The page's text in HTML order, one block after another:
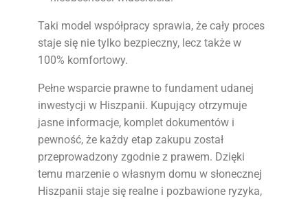
Taki model współpracy sprawia, że cały proces
staje się nie tylko bezpieczny, lecz także w
100% komfortowy.
Pełne wsparcie prawne to fundament udanej
inwestycji w Hiszpanii. Kupujący otrzymuje
jasne informacje, komplet dokumentów i
pewność, że każdy etap zakupu został
przeprowadzony zgodnie z prawem. Dzięki
temu marzenie o własnym domu w słonecznej
Hiszpanii staje się realne i pozbawione ryzyka,